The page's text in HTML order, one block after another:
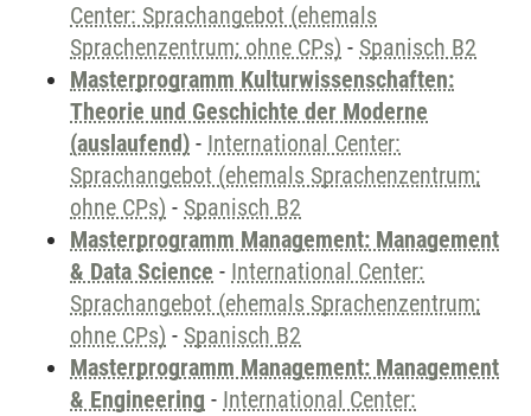
Center: Sprachangebot (ehemals
Sprachenzentrum; ohne CPs) - Spanisch B2
Masterprogramm Kulturwissenschaften:
Theorie und Geschichte der Moderne
(auslaufend) - International Center:
Sprachangebot (ehemals Sprachenzentrum;
ohne CPs) - Spanisch B2
Masterprogramm Management: Management
& Data Science - International Center:
Sprachangebot (ehemals Sprachenzentrum;
ohne CPs) - Spanisch B2
Masterprogramm Management: Management
& Engineering - International Center: